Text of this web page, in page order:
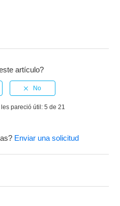
artículo?
pareció útil: 5 de 21
Enviar una solicitud